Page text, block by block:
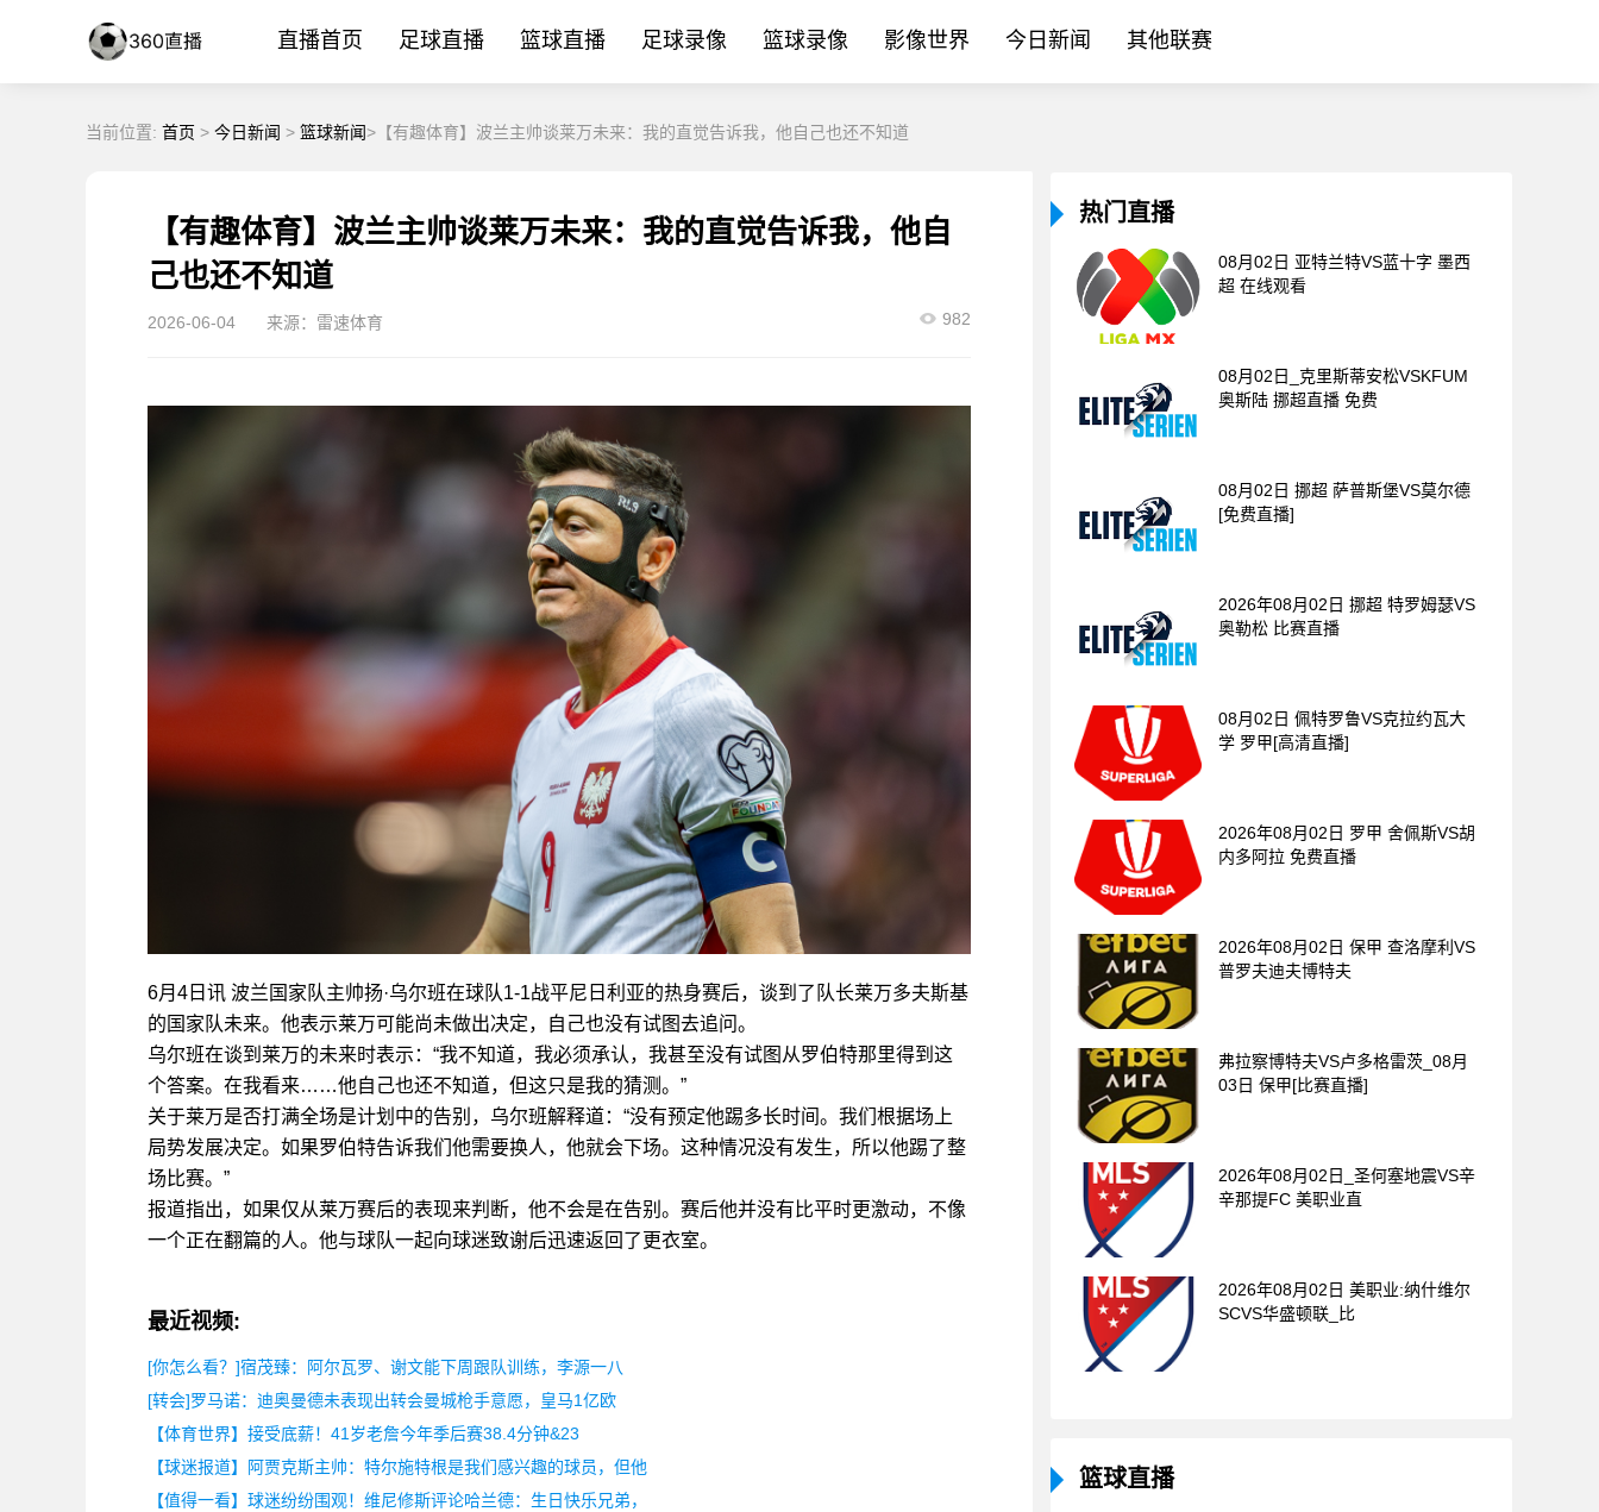
直播首页 足球直播 篮球直播 足球录像 篮球录像 影像世界 今日新闻 其他联赛
当前位置: 首页 > 今日新闻 > 篮球新闻>【有趣体育】波兰主帅谈莱万未来：我的直觉告诉我，他自己也还不知道
【有趣体育】波兰主帅谈莱万未来：我的直觉告诉我，他自
己也还不知道
2026-06-04 来源：雷速体育 982
6月4日讯 波兰国家队主帅扬·乌尔班在球队1-1战平尼日利亚的热身赛后，谈到了队长莱万多夫斯基
的国家队未来。他表示莱万可能尚未做出决定，自己也没有试图去追问。
乌尔班在谈到莱万的未来时表示：“我不知道，我必须承认，我甚至没有试图从罗伯特那里得到这
个答案。在我看来……他自己也还不知道，但这只是我的猜测。”
关于莱万是否打满全场是计划中的告别，乌尔班解释道：“没有预定他踢多长时间。我们根据场上
局势发展决定。如果罗伯特告诉我们他需要换人，他就会下场。这种情况没有发生，所以他踢了整
场比赛。”
报道指出，如果仅从莱万赛后的表现来判断，他不会是在告别。赛后他并没有比平时更激动，不像
一个正在翻篇的人。他与球队一起向球迷致谢后迅速返回了更衣室。
最近视频:
[你怎么看？]宿茂臻：阿尔瓦罗、谢文能下周跟队训练，李源一八
[转会]罗马诺：迪奥曼德未表现出转会曼城枪手意愿，皇马1亿欧
【体育世界】接受底薪！41岁老詹今年季后赛38.4分钟&23
【球迷报道】阿贾克斯主帅：特尔施特根是我们感兴趣的球员，但他
【值得一看】球迷纷纷围观！维尼修斯评论哈兰德：生日快乐兄弟，
热门直播
08月02日 亚特兰特VS蓝十字 墨西
超 在线观看
08月02日_克里斯蒂安松VSKFUM
奥斯陆 挪超直播 免费
08月02日 挪超 萨普斯堡VS莫尔德
[免费直播]
2026年08月02日 挪超 特罗姆瑟VS
奥勒松 比赛直播
08月02日 佩特罗鲁VS克拉约瓦大
学 罗甲[高清直播]
2026年08月02日 罗甲 舍佩斯VS胡
内多阿拉 免费直播
2026年08月02日 保甲 查洛摩利VS
普罗夫迪夫博特夫
弗拉察博特夫VS卢多格雷茨_08月
03日 保甲[比赛直播]
2026年08月02日_圣何塞地震VS辛
辛那提FC 美职业直
2026年08月02日 美职业:纳什维尔
SCVS华盛顿联_比
篮球直播